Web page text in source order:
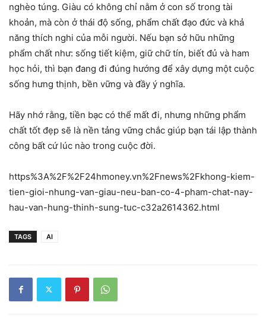
nghèo túng. Giàu có không chỉ nằm ở con số trong tài
khoản, mà còn ở thái độ sống, phẩm chất đạo đức và khả
năng thích nghi của mỗi người. Nếu bạn sở hữu những
phẩm chất như: sống tiết kiệm, giữ chữ tín, biết đủ và ham
học hỏi, thì bạn đang đi đúng hướng để xây dựng một cuộc
sống hưng thịnh, bền vững và đầy ý nghĩa.
Hãy nhớ rằng, tiền bạc có thể mất đi, nhưng những phẩm
chất tốt đẹp sẽ là nền tảng vững chắc giúp bạn tái lập thành
công bất cứ lúc nào trong cuộc đời.
https%3A%2F%2F24hmoney.vn%2Fnews%2Fkhong-kiem-
tien-gioi-nhung-van-giau-neu-ban-co-4-pham-chat-nay-
hau-van-hung-thinh-sung-tuc-c32a2614362.html
TAGS AI